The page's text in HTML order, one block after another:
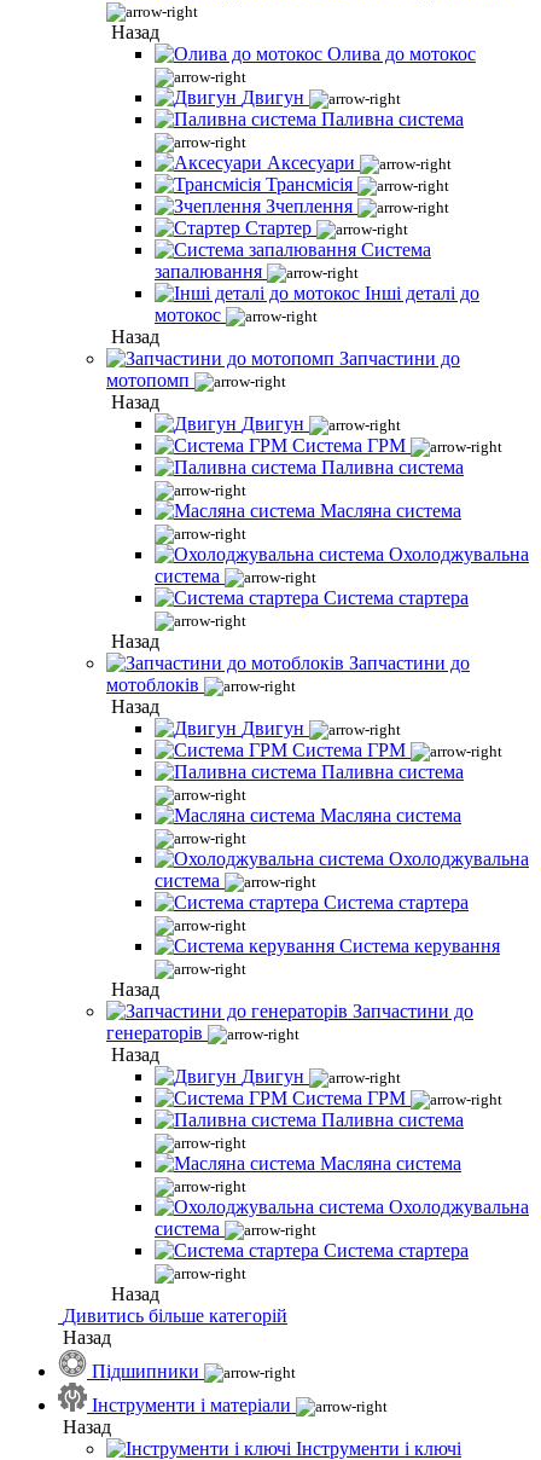
Назад
Олива до мотокос
Двигун
Паливна система
Аксесуари
Трансмісія
Зчеплення
Стартер
Система
запалювання
Інші деталі до
мотокос
Назад
Запчастини до
мотопомп
Назад
Двигун
Система ГРМ
Паливна система
Масляна система
Охолоджувальна
система
Система стартера
Назад
Запчастини до
мотоблоків
Назад
Двигун
Система ГРМ
Паливна система
Масляна система
Охолоджувальна
система
Система стартера
Система керування
Назад
Запчастини до
генераторів
Назад
Двигун
Система ГРМ
Паливна система
Масляна система
Охолоджувальна
система
Система стартера
Назад
Дивитись більше категорій
Назад
Підшипники
Інструменти і матеріали
Назад
Інструменти і ключі